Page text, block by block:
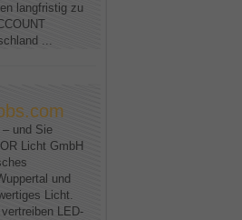
langfristig zu
...
und Sie
Licht GmbH
und
Licht.
LED-